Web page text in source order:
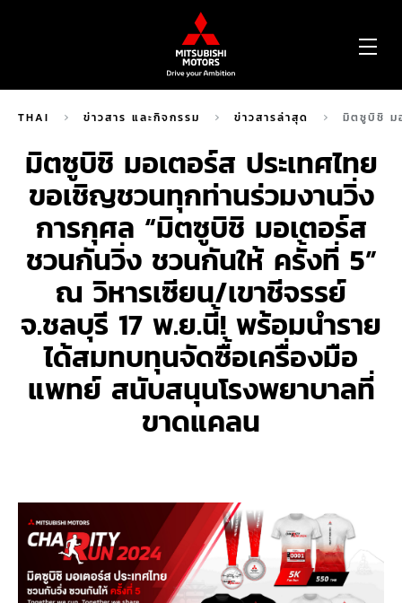
THAI ข่าวสาร และกิจกรรม ข่าวสารล่าสุด มิตซูบิชิ ม
มิตซูบิชิ มอเตอร์ส ประเทศไทย
ขอเชิญชวนทุกท่านร่วมงานวิ่ง
การกุศล “มิตซูบิชิ มอเตอร์ส
ชวนกันวิ่ง ชวนกันให้ ครั้งที่ 5”
ณ วิหารเซียน/เขาชีจรรย์
จ.ชลบุรี 17 พ.ย.นี้! พร้อมนำราย
ได้สมทบทุนจัดซื้อเครื่องมือ
แพทย์ สนับสนุนโรงพยาบาลที่
ขาดแคลน